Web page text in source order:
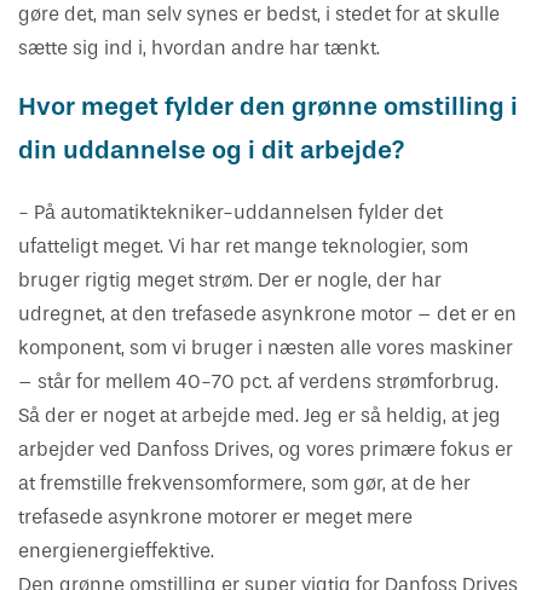
gøre det, man selv synes er bedst, i stedet for at skulle
sætte sig ind i, hvordan andre har tænkt.
Hvor meget fylder den grønne omstilling i
din uddannelse og i dit arbejde?
- På automatiktekniker-uddannelsen fylder det
ufatteligt meget. Vi har ret mange teknologier, som
bruger rigtig meget strøm. Der er nogle, der har
udregnet, at den trefasede asynkrone motor – det er en
komponent, som vi bruger i næsten alle vores maskiner
– står for mellem 40-70 pct. af verdens strømforbrug.
Så der er noget at arbejde med. Jeg er så heldig, at jeg
arbejder ved Danfoss Drives, og vores primære fokus er
at fremstille frekvensomformere, som gør, at de her
trefasede asynkrone motorer er meget mere
energienergieffektive.
Den grønne omstilling er super vigtig for Danfoss Drives